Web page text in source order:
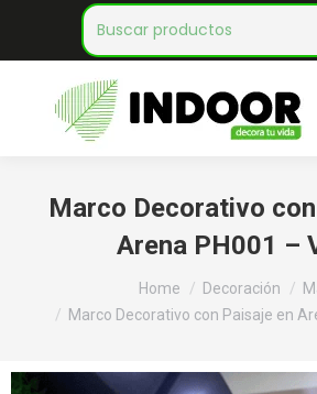
Search:
Marco Decorativo
Arena PH001 –
Home Decoración
Marco Decorativo con Paisaje en